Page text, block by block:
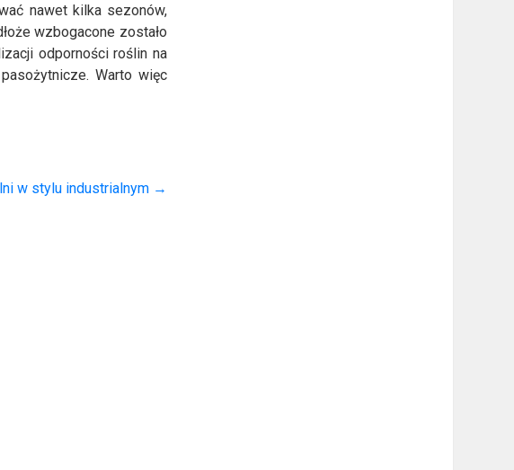
nawet kilka sezonów,
wzbogacone zostało
odporności roślin na
Warto więc
w stylu industrialnym →